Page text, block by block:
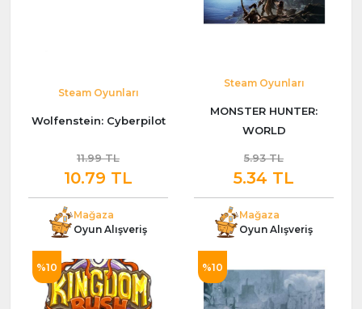
Steam Oyunları
Wolfenstein: Cyberpilot
11.99 TL
10.79 TL
Mağaza
Oyun Alışveriş
Steam Oyunları
MONSTER HUNTER:
WORLD
5.93 TL
5.34 TL
Mağaza
Oyun Alışveriş
%10 %10